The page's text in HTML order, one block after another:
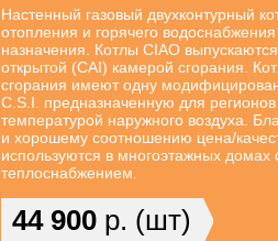
Настенный газовый двухконтурный
отопления и горячего
назначения. Котлы CIAO
открытой (CAI) камерой сгорания.
сгорания имеют одну
С.S.I. предназначенную для регионов
температурой наружного воздуха.
и хорошему соотношению цена/
используются в многоэтажных домах
теплоснабжением.
44 900 р. (шт)